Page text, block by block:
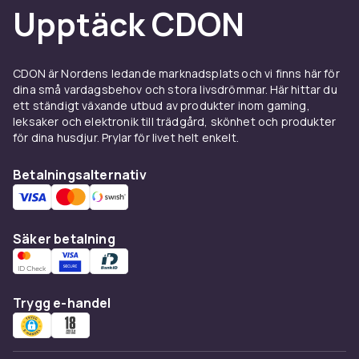
värdefulla. Loose-spel utan förpackning är
billigare men ger samma spelupplevelse.
korrekt.
Hos CDON hittar du ett brett sortiment av
begagnade spelprodukter till
konkurrenskraftiga priser. Att köpa begagnat
till en mer hållbar konsumtion. Snabb leverans
och tryggt köp.
Varför köpa begagnade
spelprodukter?
Begagnade spelprodukter erbjuder flera
fördelar. Priset är ofta 30–70% lägre än nytt.
Äldre spel och konsoler som inte längre
Upptäck CDON
CDON är Nordens ledande marknadsplats och vi finns här för
dina små vardagsbehov och stora livsdrömmar. Här hittar du
ett ständigt växande utbud av produkter inom gaming,
leksaker och elektronik till trädgård, skönhet och produkter
för dina husdjur. Prylar för livet helt enkelt.
Betalningsalternativ
Säker betalning
Trygg e-handel